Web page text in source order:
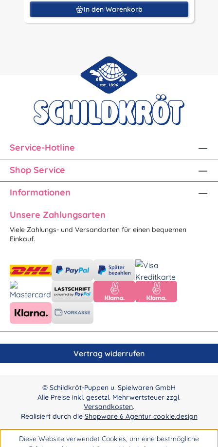
In den Warenkorb
Service-Hotline
Shop Service
Informationen
Unsere Zahlungsarten
Viele Zahlungs- und Versandarten für einen bequemen
Einkauf.
Vertrag widerrufen
© Schildkröt-Puppen u. Spielwaren GmbH
Alle Preise inkl. gesetzl. Mehrwertsteuer zzgl.
Versandkosten.
Realisiert durch die Shopware 6 Agentur cookie.design
Diese Website verwendet Cookies, um eine bestmögliche